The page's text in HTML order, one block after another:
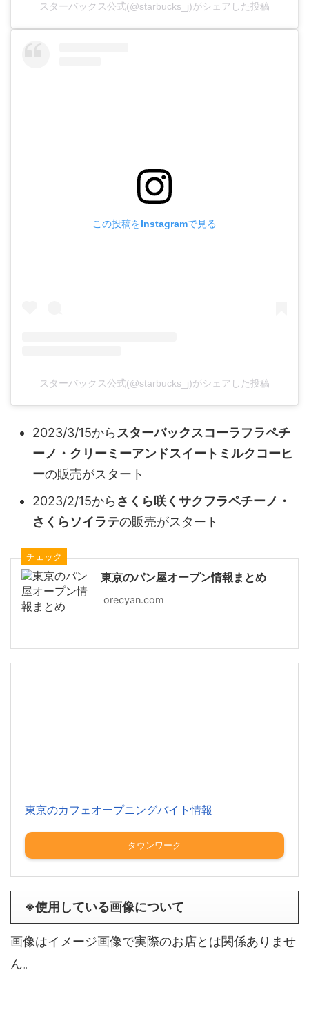
スターバックス公式(@starbucks_j)がシェアした投稿
この投稿をInstagramで見る
スターバックス公式(@starbucks_j)がシェアした投稿
2023/3/15から スターバックスコーラフラペチ
ーノ・クリーミーアンドスイートミルクコーヒ
ーの販売がスタート
2023/2/15から さくら咲くサクフラペチーノ・
さくらソイラテの販売がスタート
チェック
東京のパン屋オープン情報まとめ
orecyan.com
東京のカフェオープニングバイト情報
タウンワーク
※使用している画像について
画像はイメージ画像で実際のお店とは関係ありませ
ん。